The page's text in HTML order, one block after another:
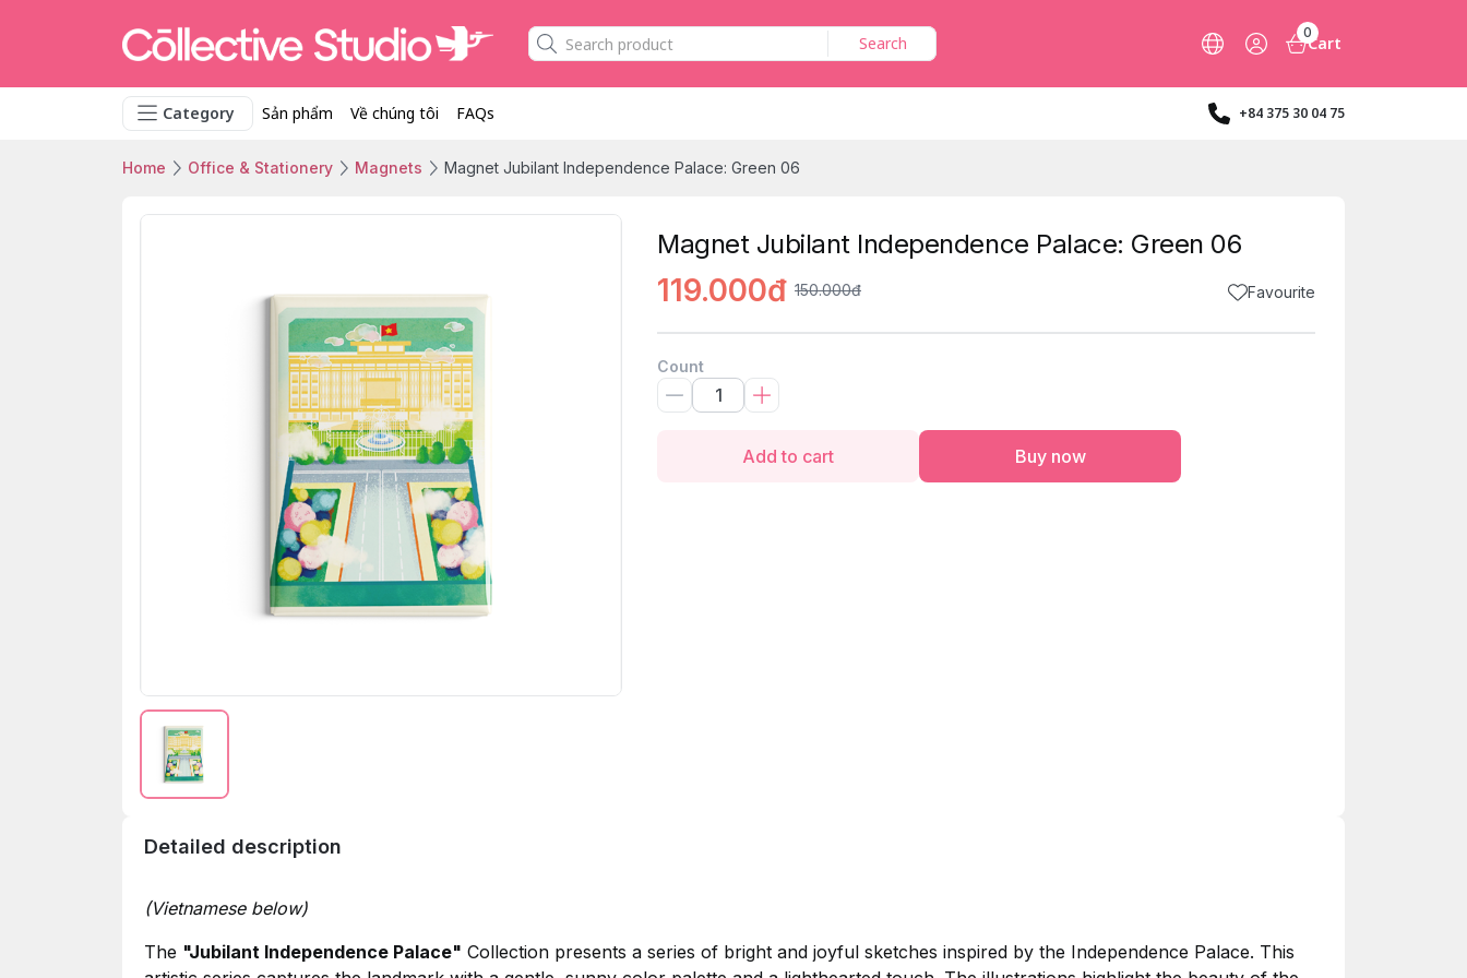
Search
0
Cart
Category Sản phẩm Về chúng tôi FAQs +84 375 30 04 75
Home Office & Stationery Magnets Magnet Jubilant Independence Palace: Green 06
Magnet Jubilant Independence Palace: Green 06
119.000đ 150.000đ Favourite
Count
Add to cart Buy now
Detailed description
(Vietnamese below)
The "Jubilant Independence Palace" Collection presents a series of bright and joyful sketches inspired by the Independence Palace. This